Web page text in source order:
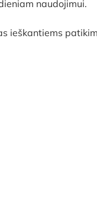
naudojimui.
ieškantiems